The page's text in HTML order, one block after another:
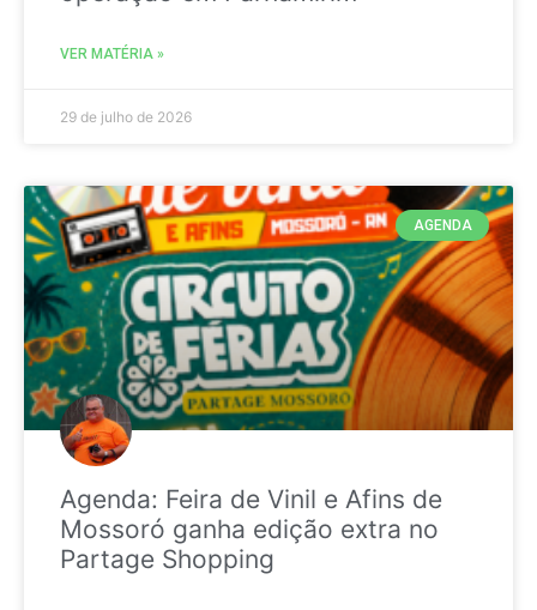
VER MATÉRIA »
29 de julho de 2026
AGENDA
Agenda: Feira de Vinil e Afins de
Mossoró ganha edição extra no
Partage Shopping